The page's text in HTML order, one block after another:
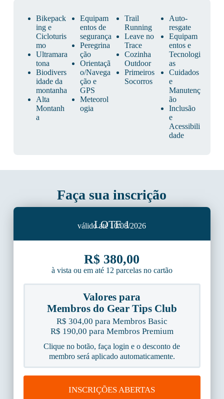
Bikepack
ing e
Cicloturis
mo
Ultramara
tona
Biodivers
idade da
montanha
Alta
Montanh
a
Equipam
entos de
segurança
Peregrina
ção
Orientaçã
o/Navega
ção e
GPS
Meteorol
ogia
Trail
Running
Leave no
Trace
Cozinha
Outdoor
Primeiros
Socorros
Auto-
resgate
Equipam
entos e
Tecnologi
as
Cuidados
e
Manutenç
ão
Inclusão
e
Acessibili
dade
Faça sua inscrição
LOTE 1
válido até 10/08/2026
R$ 380,00
à vista ou em até 12 parcelas no cartão
Valores para
Membros do Gear Tips Club
R$ 304,00 para Membros Basic
R$ 190,00 para Membros Premium
Clique no botão, faça login e o desconto de
membro será aplicado automaticamente.
INSCRIÇÕES ABERTAS